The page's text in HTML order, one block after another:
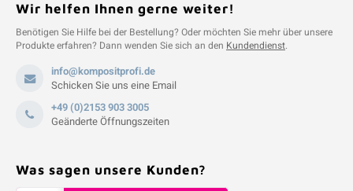
Wir helfen Ihnen gerne weiter!
Benötigen Sie Hilfe bei der Bestellung? Oder möchten Sie mehr über unsere
Produkte erfahren? Dann wenden Sie sich an den Kundendienst.
info@kompositprofi.de
Schicken Sie uns eine Email
+49 (0)2153 903 3005
Geänderte Öffnungszeiten
Was sagen unsere Kunden?